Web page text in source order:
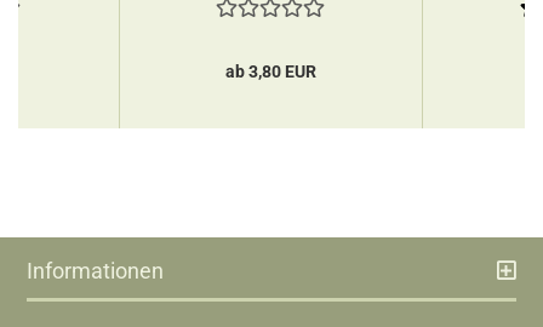
ab 3,80 EUR
Informationen